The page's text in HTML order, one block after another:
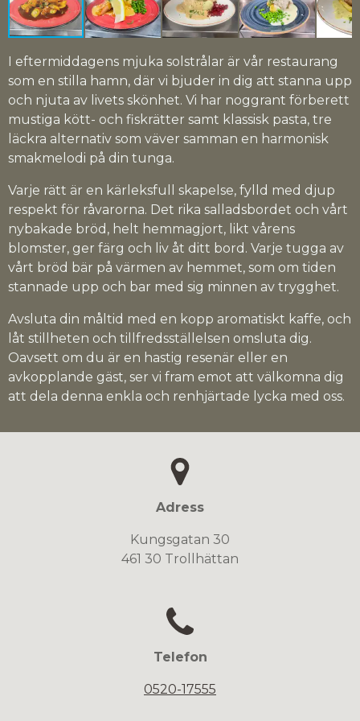
I eftermiddagens mjuka solstrålar är vår restaurang
som en stilla hamn, där vi bjuder in dig att stanna upp
och njuta av livets skönhet. Vi har noggrant förberett
mustiga kött- och fiskrätter samt klassisk pasta, tre
läckra alternativ som väver samman en harmonisk
smakmelodi på din tunga.
Varje rätt är en kärleksfull skapelse, fylld med djup
respekt för råvarorna. Det rika salladsbordet och vårt
nybakade bröd, helt hemmagjort, likt vårens
blomster, ger färg och liv åt ditt bord. Varje tugga av
vårt bröd bär på värmen av hemmet, som om tiden
stannade upp och bar med sig minnen av trygghet.
Avsluta din måltid med en kopp aromatiskt kaffe, och
låt stillheten och tillfredsställelsen omsluta dig.
Oavsett om du är en hastig resenär eller en
avkopplande gäst, ser vi fram emot att välkomna dig
att dela denna enkla och renhjärtade lycka med oss.
Adress
Kungsgatan 30
461 30 Trollhättan
Telefon
0520-17555